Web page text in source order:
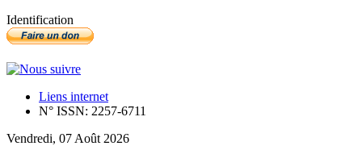
Identification
Liens internet
N° ISSN: 2257-6711
Vendredi, 07 Août 2026